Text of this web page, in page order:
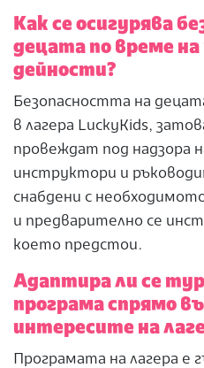
Как се осигурява
децата по време
дейности?
Безопасността на
в лагера LuckyKids,
провеждат под надзора
инструктори и
снабдени с
и предварително се
което предстои.
Адаптира ли се
програма спрямо
интересите на
Програмата на лагера е